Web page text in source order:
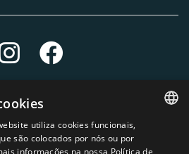
utiliza cookies funcionais,
são colocados por nós ou por
informações na nossa Política de